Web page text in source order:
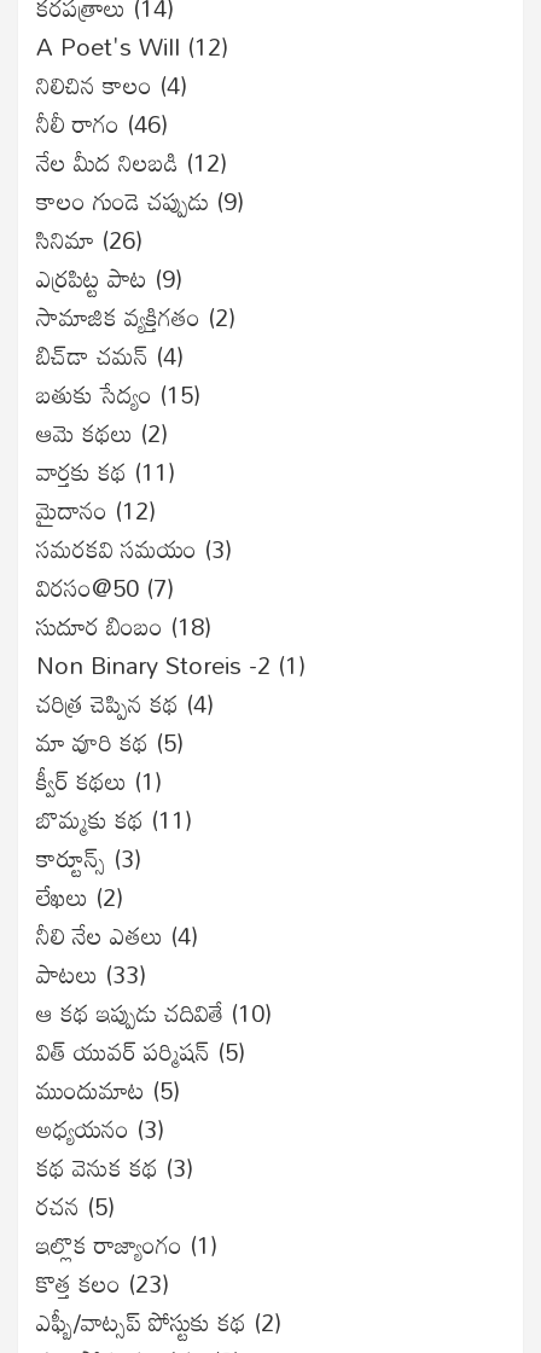
A Poet's Will (12)
నిలిచిన కాలం (4)
నీలీ రాగం (46)
నేల మీద నిలబడి (12)
కాలం గుండె చప్పుడు (9)
సినిమా (26)
ఎర్రపిట్ట పాట (9)
సామాజిక వ్యక్తిగతం (2)
బిచ్‌డా చమన్ (4)
బతుకు సేద్యం (15)
ఆమె కథలు (2)
వార్తకు కథ (11)
మైదానం (12)
సమరకవి సమయం (3)
విరసం@50 (7)
సుదూర బింబం (18)
Non Binary Storeis -2 (1)
చరిత్ర చెప్పిన కథ (4)
మా వూరి కథ (5)
క్వీర్ కథలు (1)
బొమ్మకు కథ (11)
కార్టూన్స్ (3)
లేఖలు (2)
నీలి నేల ఎతలు (4)
పాటలు (33)
ఆ కథ ఇప్పుడు చదివితే (10)
విత్ యువర్ పర్మిషన్ (5)
ముందుమాట (5)
అధ్యయనం (3)
కథ వెనుక కథ (3)
రచన (5)
ఇల్లొక రాజ్యాంగం (1)
కొత్త కలం (23)
ఎఫ్బీ/వాట్సప్ పోస్టుకు కథ (2)